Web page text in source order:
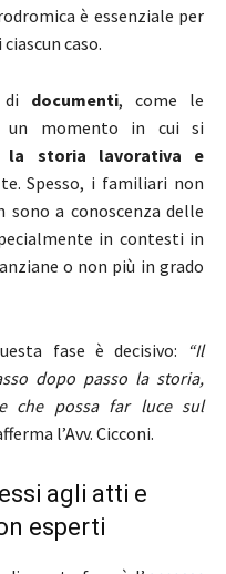
è essenziale per
caso.
di documenti, come le
momento in cui si
la storia lavorativa e
Spesso, i familiari non
a conoscenza delle
in contesti in
o non più in grado
fase è decisivo:
“Il
dopo passo la storia,
che possa far luce sul
l’Avv. Cicconi.
agli atti e
esperti